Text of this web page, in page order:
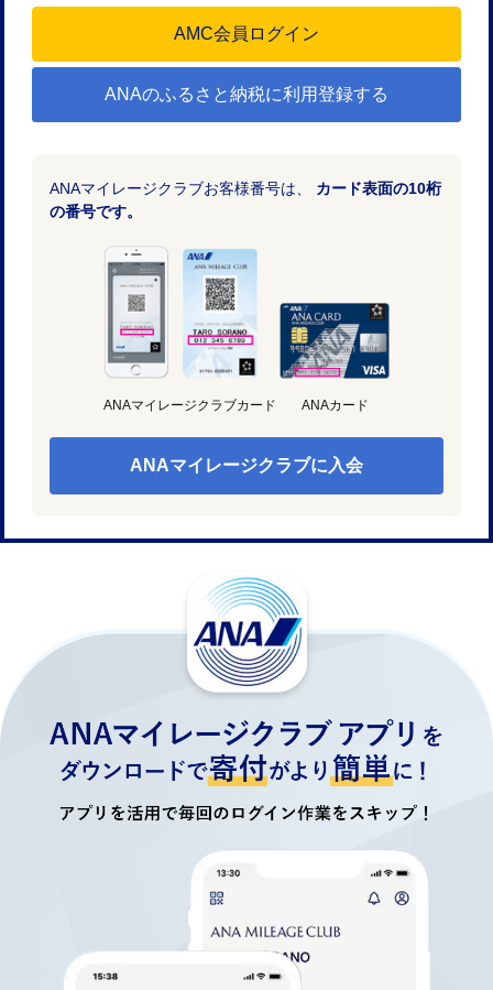
ANAのふるさと納税に利用登録する
ANAマイレージクラブお客様番号は、 カード表面の10桁
の番号です。
ANAマイレージクラブカード ANAカード
ANAマイレージクラブに入会